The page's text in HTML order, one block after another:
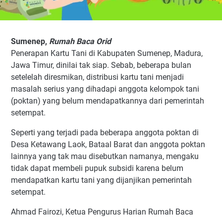
Sumenep, Rumah Baca Orid
Penerapan Kartu Tani di Kabupaten Sumenep, Madura,
Jawa Timur, dinilai tak siap. Sebab, beberapa bulan
setelelah diresmikan, distribusi kartu tani menjadi
masalah serius yang dihadapi anggota kelompok tani
(poktan) yang belum mendapatkannya dari pemerintah
setempat.
Seperti yang terjadi pada beberapa anggota poktan di
Desa Ketawang Laok, Bataal Barat dan anggota poktan
lainnya yang tak mau disebutkan namanya, mengaku
tidak dapat membeli pupuk subsidi karena belum
mendapatkan kartu tani yang dijanjikan pemerintah
setempat.
Ahmad Fairozi, Ketua Pengurus Harian Rumah Baca